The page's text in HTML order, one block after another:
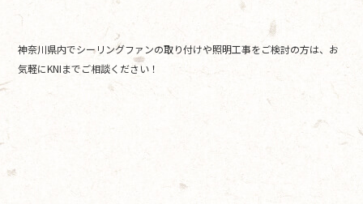
神奈川県内でシーリングファンの取り付けや照明工事をご検討の方は、お
気軽にKNIまでご相談ください！